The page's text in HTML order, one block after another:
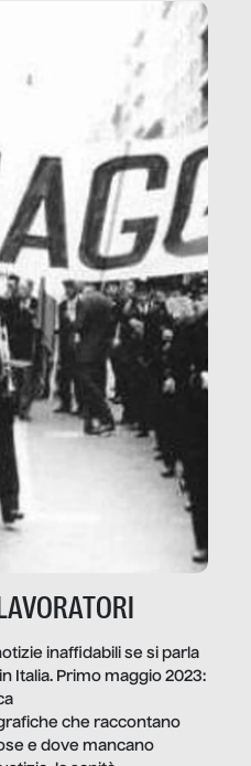
inaffidabili se si parla
Italia. Primo maggio 2023:
che raccontano
e dove mancano